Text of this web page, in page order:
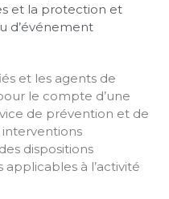
et la protection et
d’événement
et les agents de
le compte d’une
de prévention et de
interventions
dispositions
à l’activité